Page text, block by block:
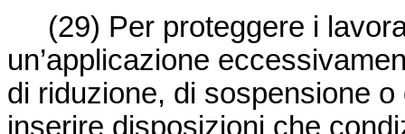
(29) Per proteggere i
un’applicazione
di riduzione, di sospensione
inserire disposizioni che